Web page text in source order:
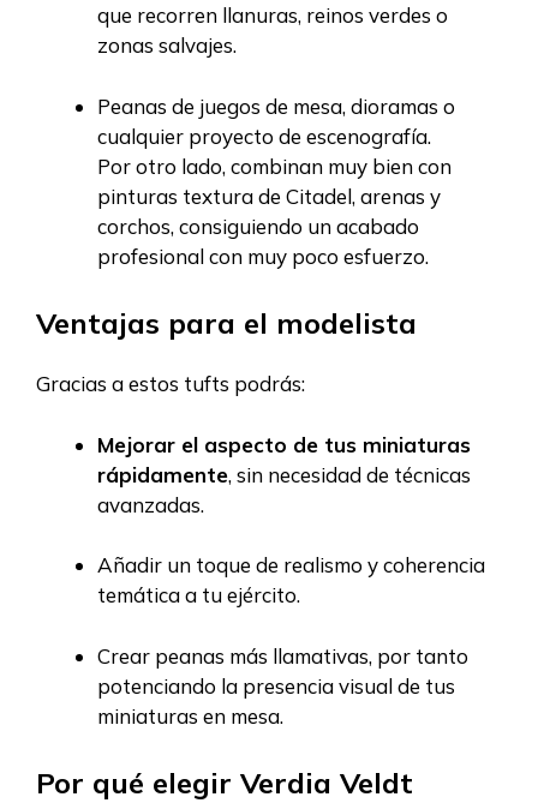
que recorren llanuras, reinos verdes o
zonas salvajes.
Peanas de juegos de mesa, dioramas o
cualquier proyecto de escenografía.
Por otro lado, combinan muy bien con
pinturas textura de Citadel, arenas y
corchos, consiguiendo un acabado
profesional con muy poco esfuerzo.
Ventajas para el modelista
Gracias a estos tufts podrás:
Mejorar el aspecto de tus miniaturas
rápidamente, sin necesidad de técnicas
avanzadas.
Añadir un toque de realismo y coherencia
temática a tu ejército.
Crear peanas más llamativas, por tanto
potenciando la presencia visual de tus
miniaturas en mesa.
Por qué elegir Verdia Veldt